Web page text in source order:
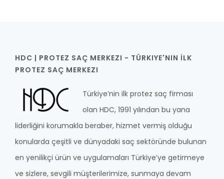
HDC | PROTEZ SAÇ MERKEZI - TÜRKIYE'NIN İLK
PROTEZ SAÇ MERKEZI
Türkiye’nin ilk protez saç firması
olan HDC, 1991 yılından bu yana
liderliğini korumakla beraber, hizmet vermiş olduğu
konularda çeşitli ve dünyadaki saç sektöründe bulunan
en yenilikçi ürün ve uygulamaları Türkiye’ye getirmeye
ve sizlere, sevgili müşterilerimize, sunmaya devam